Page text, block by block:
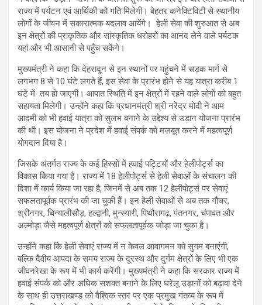
राज्य में पर्यटन एवं आर्थिकी को गति मिलेगी। बेहतर कनेक्टिविटी से स्थानीय
लोगों के जीवन में सकारात्मक बदलाव आयेंगे। हेली सेवा की शुरुआत से अब
इन क्षेत्रों की प्राकृतिक और सांस्कृतिक धरोहरों का आनंद लेने वाले पर्यटक
यहां और भी आसानी से पहुँच सकेंगे।
मुख्यमंत्री ने कहा कि देहरादून से इन स्थानों पर पहुंचने में सड़क मार्ग से
लगभग 8 से 10 घंटे लगते हैं, इस सेवा के प्रारंभ होने से यह यात्रा करीब 1
घंटे में तय हो जाएगी। आपात स्थिति में इन क्षेत्रों में रहने वाले लोगों को बहुत
सहायता मिलेगी। उन्होंने कहा कि प्रधानमंत्री श्री नरेंद्र मोदी ने आम
आदमी को भी हवाई यात्रा को सुलभ बनाने के उद्देश्य से उड़ान योजना प्रारंभ
की थी। इस योजना ने प्रदेश में हवाई संपर्क को मज़बूत करने में महत्वपूर्ण
योगदान दिया है।
जिसके अंतर्गत राज्य के कई हिस्सों में हवाई पट्टियों और हेलीपोर्ट्स का
विकास किया गया है। राज्य में 18 हेलीपोर्ट्स से हेली सेवाओं के संचालन की
दिशा में कार्य किया जा रहा है, जिनमें से अब तक 12 हेलीपोर्ट्स पर सेवाएं
सफलतापूर्वक प्रारंभ की जा चुकी हैं। इन हेली सेवाओं से अब तक गौचर,
श्रीनगर, चिन्यालीसौड़, हल्द्वानी, मुन्स्यारी, पिथौरागढ़, पंतनगर, चंपावत और
अल्मोड़ा जैसे महत्वपूर्ण क्षेत्रों को सफलतापूर्वक जोड़ा जा चुका है।
उन्होंने कहा कि हेली सेवाएं राज्य में न केवल आवागमन को सुगम बनाएंगी,
बल्कि दैवीय आपदा के समय राज्य के दूरस्थ और दुर्गम क्षेत्रों के लिए भी एक
जीवनरेखा के रूप में भी कार्य करेंगी। मुख्यमंत्री ने कहा कि सरकार राज्य में
हवाई संपर्क को और अधिक सशक्त बनाने के लिए घरेलू उड़ानों को बढ़ावा देने
के साथ ही उत्तराखण्ड को वैश्विक स्तर पर एक प्रमुख गंतव्य के रूप में